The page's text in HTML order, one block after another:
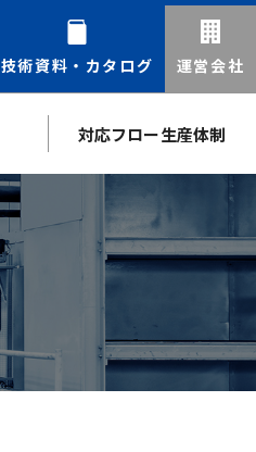
技術資料・ カタログ 運営会社
対応フロー生産体制